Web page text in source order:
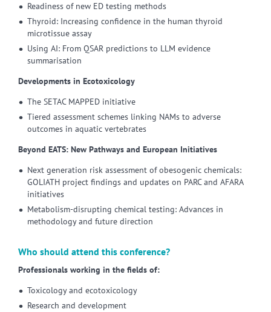
Readiness of new ED testing methods
Thyroid: Increasing confidence in the human thyroid
microtissue assay
Using AI: From QSAR predictions to LLM evidence
summarisation
Developments in Ecotoxicology
The SETAC MAPPED initiative
Tiered assessment schemes linking NAMs to adverse
outcomes in aquatic vertebrates
Beyond EATS: New Pathways and European Initiatives
Next generation risk assessment of obesogenic chemicals:
GOLIATH project findings and updates on PARC and AFARA
initiatives
Metabolism-disrupting chemical testing: Advances in
methodology and future direction
Who should attend this conference?
Professionals working in the fields of:
Toxicology and ecotoxicology
Research and development